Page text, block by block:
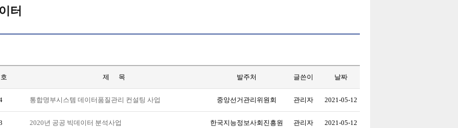
터
제 목 발주처 글쓴이 날짜
통합명부시스템 데이터품질관리 컨설팅 사업 중앙선거관리위원회 관리자 2021-05-12
2020년 공공 빅데이터 분석사업 한국지능정보사회진흥원 관리자 2021-05-12